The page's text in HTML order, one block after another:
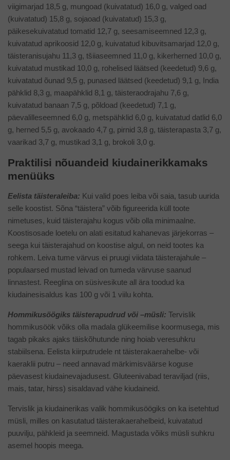
viigimarjad 18,5 g, mungoad (kuivatatud) 16,0 g, valged oad
(kuivatatud) 15,8 g, sojaoad (kuivatatud) 15,3 g,
päikesekuivatatud tomatid 12,7 g, seesamiseemned 12,3 g,
kuivatatud aprikoosid 12,0 g, kuivatatud kibuvitsamarjad 12,0 g,
täisteranisujahu 11,3 g, tšiiaseemned 11,0 g, kikerherned 10,0 g,
kuivatatud mustikad 10,0 g, rohelised läätsed (keedetud) 9,6 g,
kuivatatud õunad 9,5 g, punased läätsed (keedetud) 9,1 g, India
pähklid 8,3 g, maapähklid 8,1 g, täisteraodrajahu 7,6 g,
kuivatatud banaan 7,5 g, põldoad (keedetud) 7,1 g,
päevalilleseemned 6,0 g, metspähklid 6,0 g, kuivatatud datlid 6,0
g, herned 5,5 g, avokaado 4,7 g, pirnid 3,8 g, täisterapasta 3,7 g,
vaarikad 3,7 g, mustikad 3,1 g, brokoli 3,0 g.
Praktilisi nõuandeid kiudainerikkamaks
menüüks
Eelista täisteraleiba: Kui valid poes leiba või saia, tasub uurida
selle koostist. Sõna “täistera” võib figureerida küll toote
nimetuses, kuid täisterajahu kogus võib olla minimaalne.
Koostisosade loetelu on alati esitatud kahanevas järjekorras –
seega kui täisterajahud on koostise algul, on neid tootes ka
rohkem. Leiva tume värvus ei pruugi viidata täisterajahule –
populaarsed mustad leivad on tumeda värvuse saanud
linnastest. Reeglina on süsivesikute all ära toodud ka
kiudainesisaldus kas 100 g või 1 viilu kohta.
Hommikusöögiks täisterapudrud või –müsli: Tervislik
hommikusöök võiks olla madala glükeemilise koormusega, mis
tagab pikaks ajaks täiskõhutunde ning hoiab veresuhkru
stabiilsena. Eelista kiirputrudele nt täisterakaerahelbe- või
kaeraklii putru – need annavad märkimisväärse koguse
päevasest kiudainevajadusest. Gluteenivabad teraviljad (riis,
mais, tatar, hirss) sisaldavad vähe kiudaineid.
Tervislik ja kiudainerikas valik hommikusöögiks on ka isetehtud
müsli, milles on kasutatud täisterakaerahelbeid, kuivatatud
puuvilju, pähkleid ja seemneid. Magustada võiks müsli suhkru
asemel hoopis meega.